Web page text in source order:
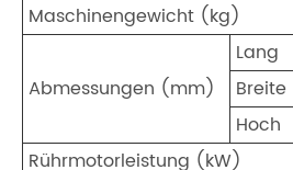
Maschinengewicht (kg)
Abmessungen (mm)
Lang
Breite
Hoch
Rührmotorleistung (kW)